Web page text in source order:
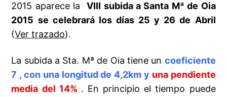
2015 aparece laVIII subida a Santa Mª de Oia
2015 se celebrará los días 25 y 26 de Abril
(Ver trazado).
La subida a Sta. Mª de Oia tiene un coeficiente
7 , con una longitud de 4,2km y una pendiente
media del 14% . En principio el tiempo puede